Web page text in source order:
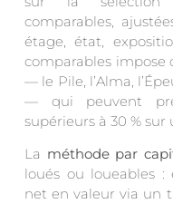
comparables,
étage, état,
comparables impose
— le Pile, l’Alma,
— qui peuvent
supérieurs à 30 %
La méthode par
loués ou loueables
net en valeur via un